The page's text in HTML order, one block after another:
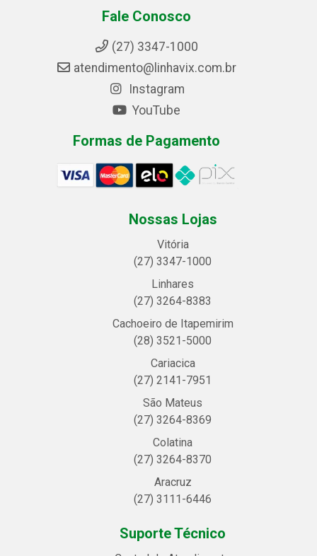
Fale Conosco
(27) 3347-1000
atendimento@linhavix.com.br
Instagram
YouTube
Formas de Pagamento
Nossas Lojas
Vitória
(27) 3347-1000
Linhares
(27) 3264-8383
Cachoeiro de Itapemirim
(28) 3521-5000
Cariacica
(27) 2141-7951
São Mateus
(27) 3264-8369
Colatina
(27) 3264-8370
Aracruz
(27) 3111-6446
Suporte Técnico